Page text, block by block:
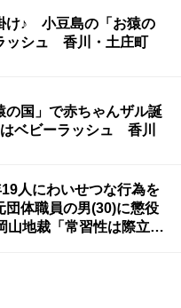
け♪ 小豆島の「お猿の
ッシュ 香川・土庄町
の国」で赤ちゃんザル誕
ベビーラッシュ 香川
人にわいせつな行為を
体職員の男(30)に懲役
地裁「常習性は際立っ